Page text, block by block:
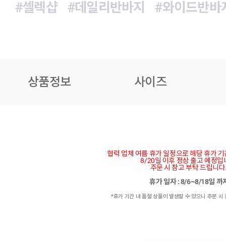
#셀렉샵
#데일리반바지 #와이드반바
상품정보 사이즈
협력 업체 여름 휴가 일정으로 해당 휴가
8/20일 이후 정상 출고 예정입
주문 시 참고 부탁 드립니
휴가 일자 : 8/6~8/18일 까
*휴가 기간 내 품절 상품이 발생할 수 있으니 주문 시